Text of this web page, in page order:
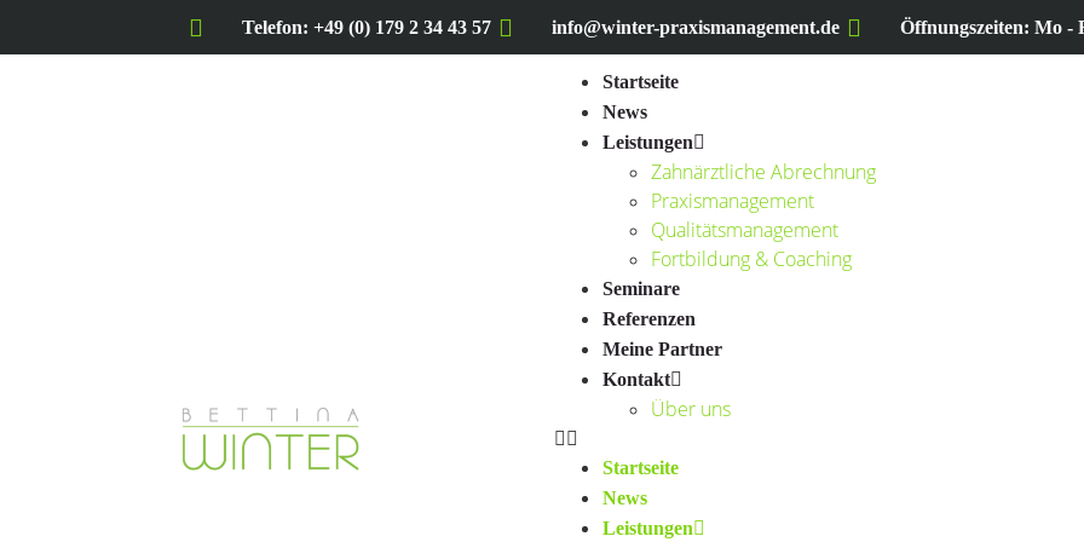
Telefon: +49 (0) 179 2 34 43 57 info@winter-praxismanagement.de Öffnungszeiten: Mo -
Startseite
News
Leistungen
Zahnärztliche Abrechnung
Praxismanagement
Qualitätsmanagement
Fortbildung & Coaching
Seminare
Referenzen
Meine Partner
Kontakt
Über uns
Startseite
News
Leistungen